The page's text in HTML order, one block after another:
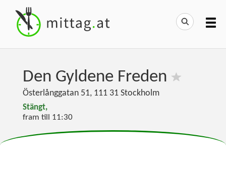
Den Gyldene Freden
Österlånggatan 51, 111 31 Stockholm
Stängt,
fram till 11:30